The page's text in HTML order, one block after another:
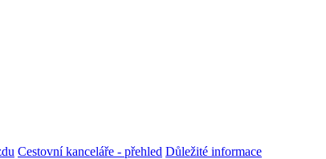
Cestovní kanceláře - přehled Důležité informace